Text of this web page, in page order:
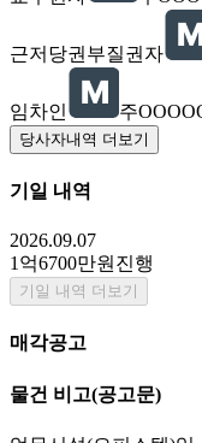
근저당권부질권자
임차인 주
당사자내역 더보기
기일 내역
2026.09.07
1억6700만원 진행
기일 내역 더보기
매각공고
물건 비고(공고문)